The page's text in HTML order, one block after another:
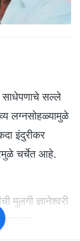
साधेपणाचे सल्ले
लग्नसोहळ्यामुळे
इंदुरीकर
चर्चेत आहे.
मुलगी ज्ञानेश्वरी